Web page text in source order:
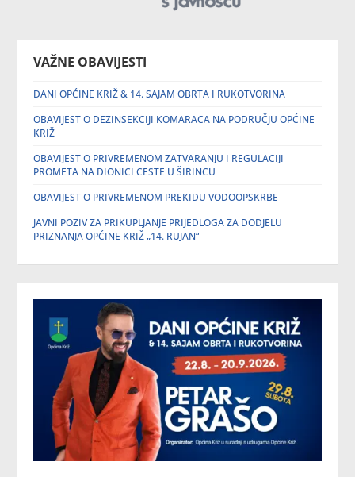
VAŽNE OBAVIJESTI
DANI OPĆINE KRIŽ & 14. SAJAM OBRTA I RUKOTVORINA
OBAVIJEST O DEZINSEKCIJI KOMARACA NA PODRUČJU OPĆINE
KRIŽ
OBAVIJEST O PRIVREMENOM ZATVARANJU I REGULACIJI
PROMETA NA DIONICI CESTE U ŠIRINCU
OBAVIJEST O PRIVREMENOM PREKIDU VODOOPSKRBE
JAVNI POZIV ZA PRIKUPLJANJE PRIJEDLOGA ZA DODJELU
PRIZNANJA OPĆINE KRIŽ „14. RUJAN“